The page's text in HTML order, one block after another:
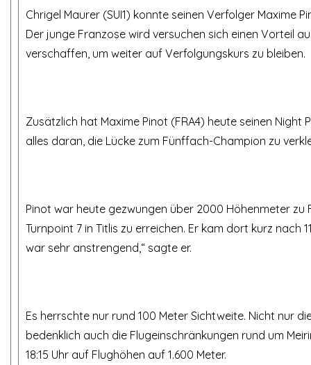
Chrigel Maurer (SUI1) konnte seinen Verfolger Maxime
Der junge Franzose wird versuchen sich einen Vorteil
verschaffen, um weiter auf Verfolgungskurs zu bleiben.
Zusätzlich hat Maxime Pinot (FRA4) heute seinen Night
alles daran, die Lücke zum Fünffach-Champion zu
Pinot war heute gezwungen über 2000 Höhenmeter zu
Turnpoint 7 in Titlis zu erreichen. Er kam dort kurz nach
war sehr anstrengend,“ sagte er.
Es herrschte nur rund 100 Meter Sichtweite. Nicht nur
bedenklich auch die Flugeinschränkungen rund um
18:15 Uhr auf Flughöhen auf 1.600 Meter.